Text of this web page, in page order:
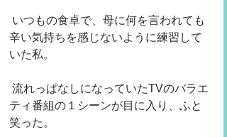
辛い気持ちを感じないように練習して
いた私。
ティ番組の１シーンが目に入り、ふと
笑った。